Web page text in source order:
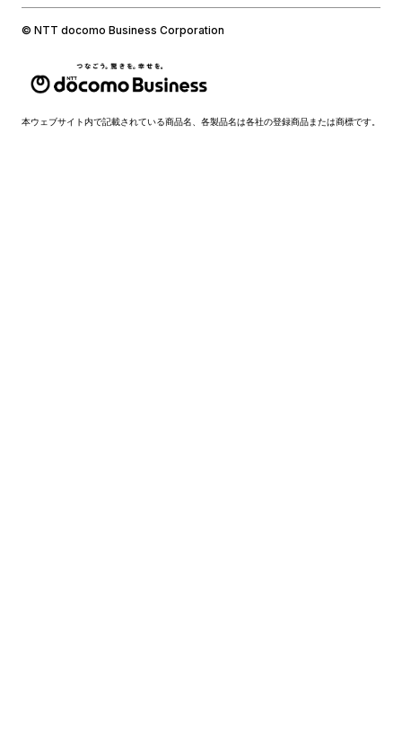
© NTT docomo Business Corporation
本ウェブサイト内で記載されている商品名、各製品名は各社の登録商品または商標です。